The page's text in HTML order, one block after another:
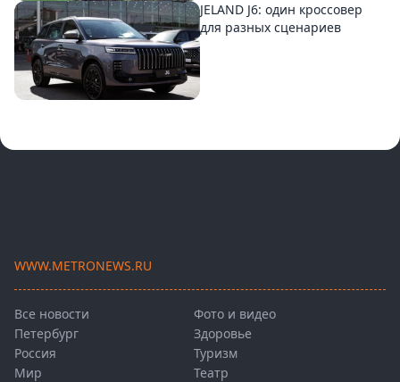
JELAND J6: один кроссовер
для разных сценариев
WWW.METRONEWS.RU
Все новости
Петербург
Россия
Мир
Фото и видео
Здоровье
Туризм
Театр